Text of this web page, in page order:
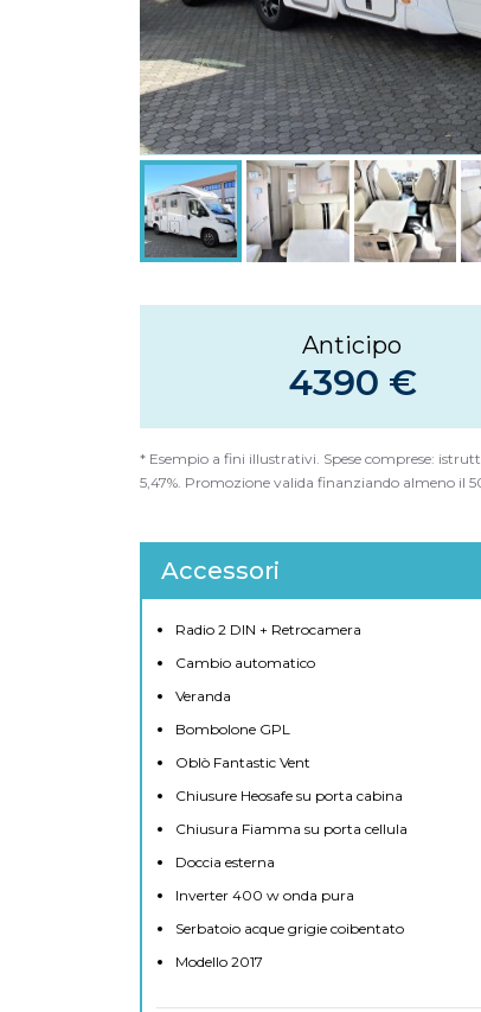
Anticipo
4390 €
* Esempio a fini illustrativi. Spese comprese:
5,47%. Promozione valida finanziando almeno il
Accessori
Radio 2 DIN + Retrocamera
Cambio automatico
Veranda
Bombolone GPL
Oblò Fantastic Vent
Chiusure Heosafe su porta cabina
Chiusura Fiamma su porta cellula
Doccia esterna
Inverter 400 w onda pura
Serbatoio acque grigie coibentato
Modello 2017